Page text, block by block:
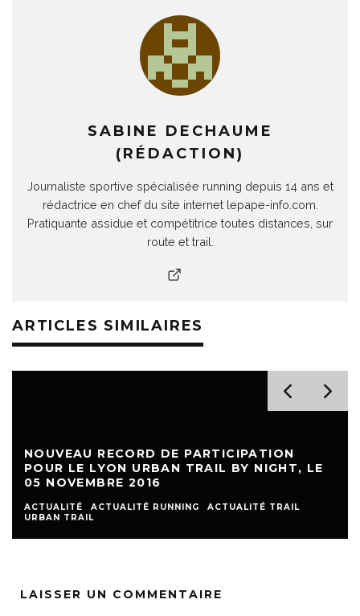
SABINE DECHAUME
(RÉDACTION)
Journaliste sportive spécialisée running depuis 14 ans et
rédactrice en chef du site internet lepape-info.com.
Pratiquante assidue et compétitrice toutes distances, sur
route et trail.
ARTICLES SIMILAIRES
NOUVEAU RECORD DE PARTICIPATION
POUR LE LYON URBAN TRAIL BY NIGHT, LE
05 NOVEMBRE 2016
ACTUALITÉ ACTUALITÉ RUNNING
ACTUALITÉ TRAIL
URBAN TRAIL
LAISSER UN COMMENTAIRE